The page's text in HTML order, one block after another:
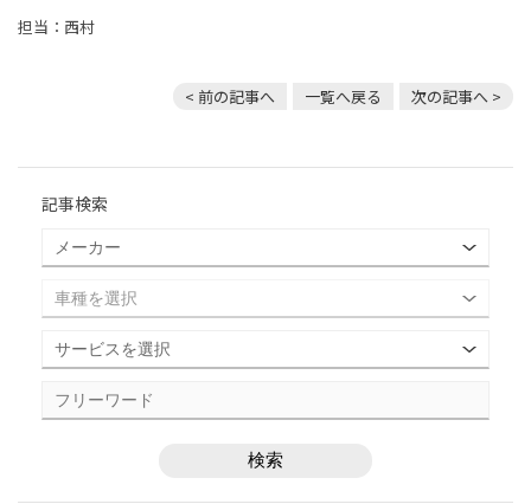
担当：西村
< 前の記事へ 一覧へ戻る 次の記事へ >
記事検索